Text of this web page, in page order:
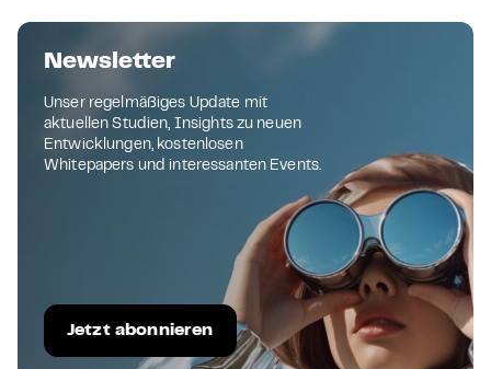
Newsletter
Unser regelmäßiges Update mit
aktuellen Studien, Insights zu neuen
Entwicklungen, kostenlosen
Whitepapers und interessanten Events.
Jetzt abonnieren